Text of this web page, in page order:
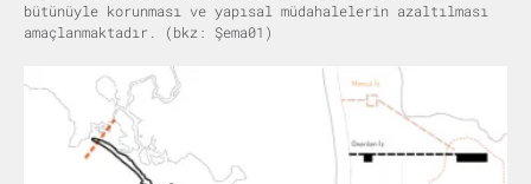
bütünüyle korunması ve yapısal müdahalelerin azaltılması
amaçlanmaktadır. (bkz: Şema01)